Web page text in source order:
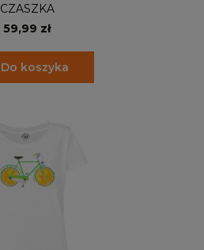
CZASZKA
59,99 zł
Do koszyka